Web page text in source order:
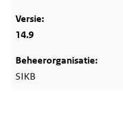
14.9
SIKB